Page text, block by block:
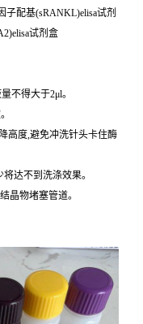
子配基(sRANKL)elisa试剂
试剂盒
不得大于2μl。
高度,避免冲洗针头卡住酶
达不到洗涤效果。
晶物堵塞管道。